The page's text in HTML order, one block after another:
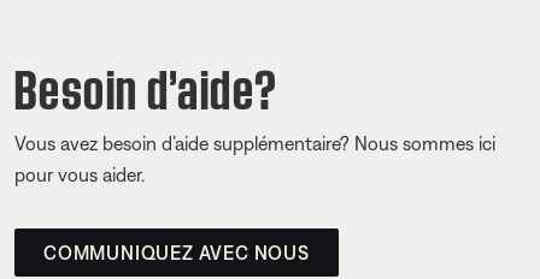
Besoin d’aide?
Vous avez besoin d’aide supplémentaire? Nous sommes ici
pour vous aider.
COMMUNIQUEZ AVEC NOUS